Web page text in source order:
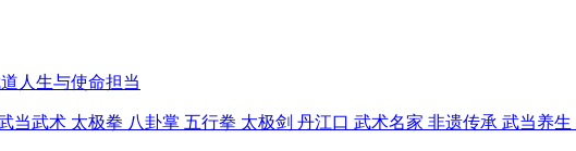
人生与使命担当
当武术 太极拳 八卦掌 五行拳 太极剑 丹江口 武术名家 非遗传承 武当养生